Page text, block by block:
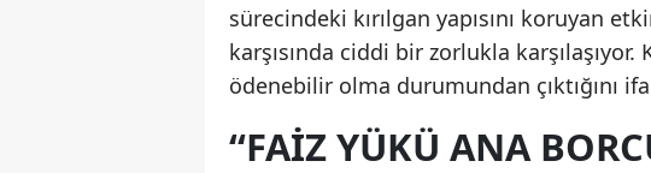
sürecindeki kırılgan yapısını koruyan
karşısında ciddi bir zorlukla
ödenebilir olma durumundan çıktığını
“FAIZ YÜKÜ ANA